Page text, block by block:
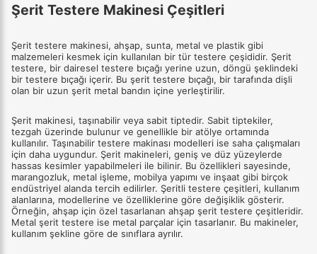
Şerit Testere Makinesi Çeşitleri
Şerit testere makinesi, ahşap, sunta, metal ve plastik gibi
malzemeleri kesmek için kullanılan bir tür testere çeşididir. Şerit
testere, bir dairesel testere bıçağı yerine uzun, döngü şeklindeki
bir testere bıçağı içerir. Bu şerit testere bıçağı, bir tarafında dişli
olan bir uzun şerit metal bandın içine yerleştirilir.
Şerit makinesi, taşınabilir veya sabit tiptedir. Sabit tiptekiler,
tezgah üzerinde bulunur ve genellikle bir atölye ortamında
kullanılır. Taşınabilir testere makinası modelleri ise saha çalışmaları
için daha uygundur. Şerit makineleri, geniş ve düz yüzeylerde
hassas kesimler yapabilmeleri ile bilinir. Bu özellikleri sayesinde,
marangozluk, metal işleme, mobilya yapımı ve inşaat gibi birçok
endüstriyel alanda tercih edilirler. Şeritli testere çeşitleri, kullanım
alanlarına, modellerine ve özelliklerine göre değişiklik gösterir.
Örneğin, ahşap için özel tasarlanan ahşap şerit testere çeşitleridir.
Metal şerit testere ise metal parçalar için tasarlanır. Bu makineler,
kullanım şekline göre de sınıflara ayrılır.